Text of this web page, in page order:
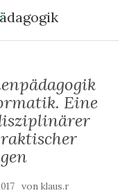
Eine
von klaus.r